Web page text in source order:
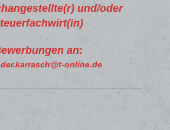
und/oder
an:
online.de